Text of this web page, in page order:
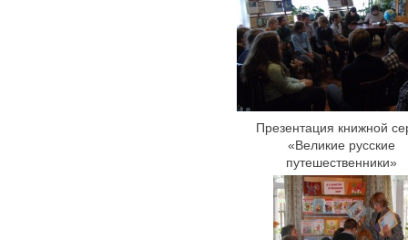
Презентация книжной
«Великие русские
путешественники»